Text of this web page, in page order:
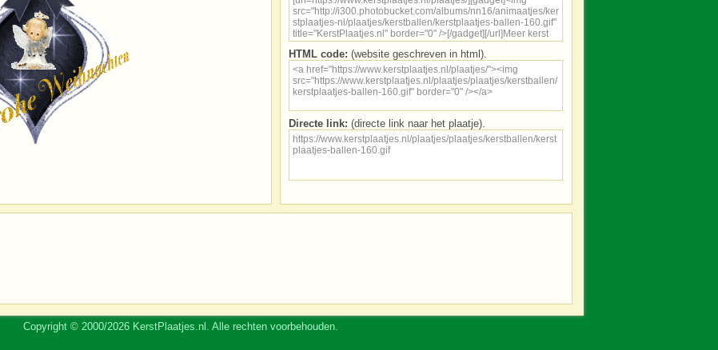
HTML code: (website geschreven in html).
Directe link: (directe link naar het plaatje).
Copyright © 2000/2026 KerstPlaatjes.nl. Alle rechten voorbehouden.